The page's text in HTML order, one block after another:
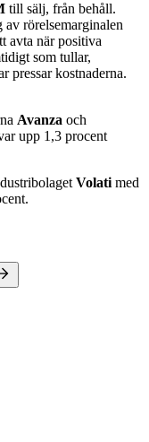
till sälj, från behåll.
av rörelsemarginalen
avta när positiva
som tullar,
pressar kostnaderna.
Avanza och
upp 1,3 procent
Volatimed